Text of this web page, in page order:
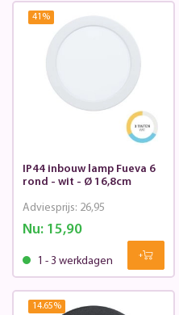
41 %
IP44 inbouw lamp Fueva 6
rond - wit - Ø 16,8cm
Nu:15,90
Adviesprijs: 26,95
1 - 3 werkdagen
14.65%